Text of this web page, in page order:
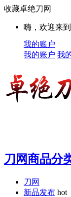
收藏卓绝刀网
嗨，欢迎来
我的账户
我的账户 我
刀网商品分
刀网
新品发布 hot